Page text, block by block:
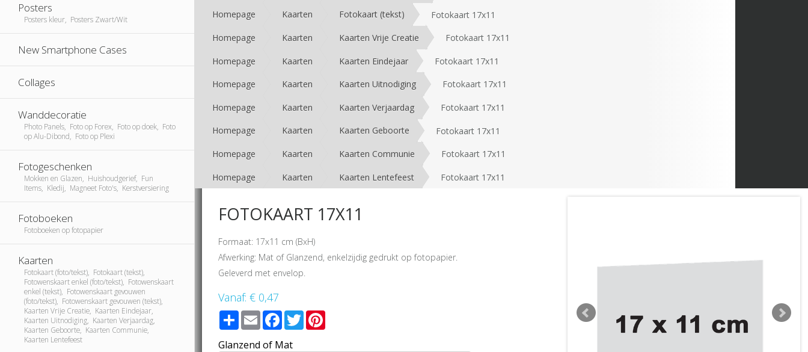
Posters
Posters kleur, Posters Zwart/Wit
New Smartphone Cases
Collages
Wanddecoratie
Photo Panels, Foto op Forex, Foto op doek, Foto
op Alu-Dibond, Foto op Plexi
Fotogeschenken
Mokken en Glazen, Huishoudgerief, Fun
Items, Kledij, Magneet Foto's, Kerstversiering
Fotoboeken
Fotoboeken op fotopapier
Kaarten
Fotokaart (foto/tekst), Fotokaart (tekst),
Fotowenskaart enkel (foto/tekst), Fotowenskaart
enkel (tekst), Fotowenskaart gevouwen
(foto/tekst), Fotowenskaart gevouwen (tekst),
Kaarten Vrije Creatie, Kaarten Eindejaar,
Kaarten Uitnodiging, Kaarten Verjaardag,
Kaarten Geboorte, Kaarten Communie,
Kaarten Lentefeest
Homepage Kaarten Fotokaart (tekst) Fotokaart 17x11
Homepage Kaarten Kaarten Vrije Creatie Fotokaart 17x11
Homepage Kaarten Kaarten Eindejaar Fotokaart 17x11
Homepage Kaarten Kaarten Uitnodiging Fotokaart 17x11
Homepage Kaarten Kaarten Verjaardag Fotokaart 17x11
Homepage Kaarten Kaarten Geboorte Fotokaart 17x11
Homepage Kaarten Kaarten Communie Fotokaart 17x11
Homepage Kaarten Kaarten Lentefeest Fotokaart 17x11
FOTOKAART 17X11
Formaat: 17x11 cm (BxH)
Afwerking: Mat of Glanzend, enkelzijdig gedrukt op fotopapier.
Geleverd met envelop.
Vanaf: € 0,47
ShareEmailFacebook
TwitterPinterest
Glanzend of Mat